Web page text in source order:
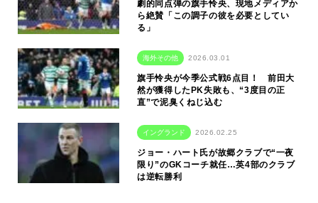
劇的同点弾の旗手怜央、現地メディアか
ら絶賛「この調子の彼を必要としてい
る」
海外その他 2026.03.01
旗手怜央が今季公式戦6点目！ 前田大
然が獲得したPK失敗も、“3度目の正
直”で泥臭くねじ込む
イングランド 2026.02.25
ジョー・ハート氏が故郷クラブで“一夜
限り”のGKコーチ就任…英4部のクラブ
は逆転勝利